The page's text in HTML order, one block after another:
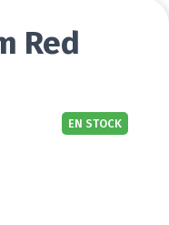
Red
EN STOCK